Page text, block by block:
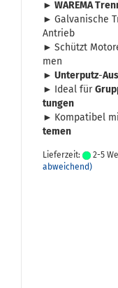
► WA­RE­MA
► Gal­va­ni­sche
An­trieb
► Schützt
men
► Un­ter­putz-
► Ideal für
tun­gen
► Kom­pa­ti­bel
te­men
Lieferzeit: 2-5
abweichend)